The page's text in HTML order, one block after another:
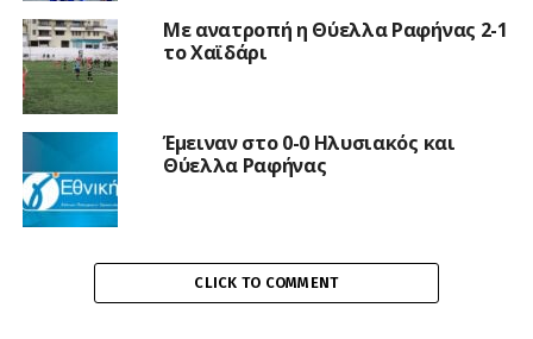
Με ανατροπή η Θύελλα Ραφήνας 2-1
το Χαϊδάρι
Έμειναν στο 0-0 Ηλυσιακός και
Θύελλα Ραφήνας
CLICK TO COMMENT